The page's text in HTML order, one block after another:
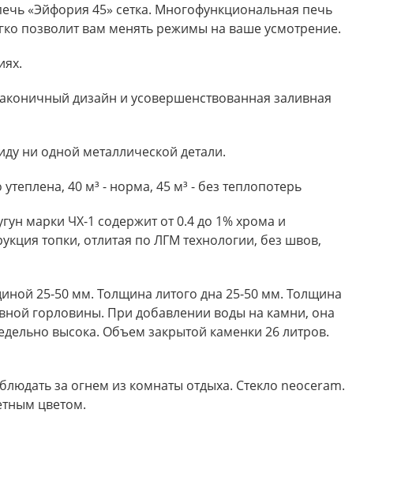
«Эйфория 45» сетка. Многофункциональная печь
позволит вам менять режимы на ваше усмотрение.
дизайн и усовершенствованная заливная
ни одной металлической детали.
40 м³ - норма, 45 м³ - без теплопотерь
марки ЧХ-1 содержит от 0.4 до 1% хрома и
топки, отлитая по ЛГМ технологии, без швов,
25-50 мм. Толщина литого дна 25-50 мм. Толщина
горловины. При добавлении воды на камни, она
высока. Объем закрытой каменки 26 литров.
за огнем из комнаты отдыха. Стекло neoceram.
цветом.